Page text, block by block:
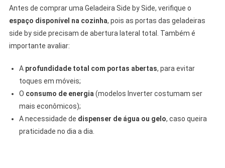
Antes de comprar uma Geladeira Side by Side, verifique o
espaço disponível na cozinha, pois as portas das geladeiras
side by side precisam de abertura lateral total. Também é
importante avaliar:
A profundidade total com portas abertas, para evitar
toques em móveis;
O consumo de energia (modelos Inverter costumam ser
mais econômicos);
A necessidade de dispenser de água ou gelo, caso queira
praticidade no dia a dia.